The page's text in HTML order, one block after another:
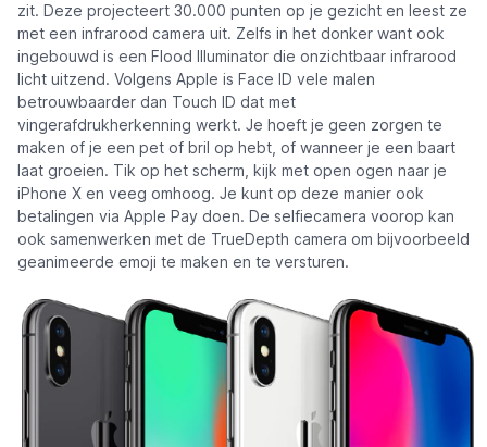
zit. Deze projecteert 30.000 punten op je gezicht en leest ze
met een infrarood camera uit. Zelfs in het donker want ook
ingebouwd is een Flood Illuminator die onzichtbaar infrarood
licht uitzend. Volgens Apple is Face ID vele malen
betrouwbaarder dan Touch ID dat met
vingerafdrukherkenning werkt. Je hoeft je geen zorgen te
maken of je een pet of bril op hebt, of wanneer je een baart
laat groeien. Tik op het scherm, kijk met open ogen naar je
iPhone X en veeg omhoog. Je kunt op deze manier ook
betalingen via Apple Pay doen. De selfiecamera voorop kan
ook samenwerken met de TrueDepth camera om bijvoorbeeld
geanimeerde emoji te maken en te versturen.